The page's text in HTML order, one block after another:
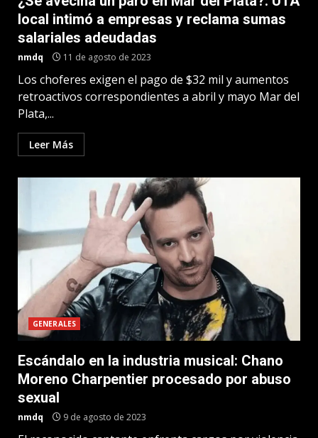
local intimó a empresas y reclama sumas
salariales adeudadas
nmdq 11 de agosto de 2023
Los choferes exigen el pago de $32 mil y aumentos
retroactivos correspondientes a abril y mayo Mar del
Plata,...
Leer Más
GENERALES
Escándalo en la industria musical: Chano
Moreno Charpentier procesado por abuso
sexual
nmdq 9 de agosto de 2023